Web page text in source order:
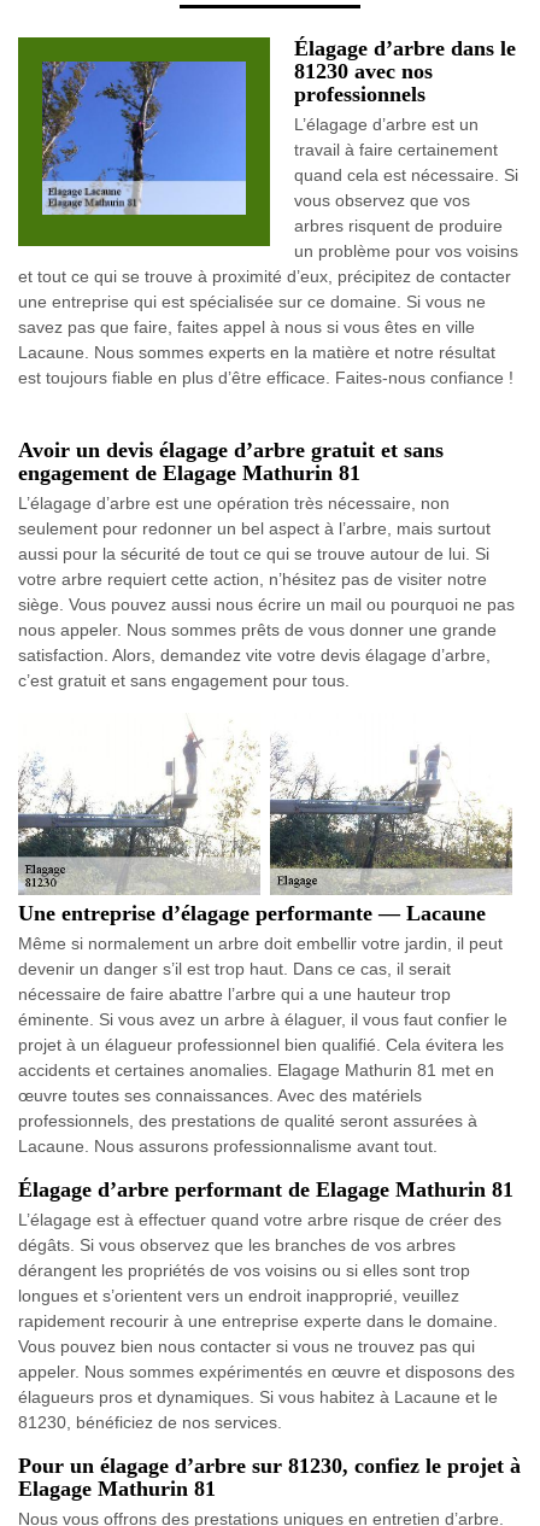
Élagage d’arbre dans le
81230 avec nos
professionnels
L’élagage d’arbre est un
travail à faire certainement
quand cela est nécessaire. Si
vous observez que vos
arbres risquent de produire
un problème pour vos voisins
et tout ce qui se trouve à proximité d’eux, précipitez de contacter
une entreprise qui est spécialisée sur ce domaine. Si vous ne
savez pas que faire, faites appel à nous si vous êtes en ville
Lacaune. Nous sommes experts en la matière et notre résultat
est toujours fiable en plus d’être efficace. Faites-nous confiance !
Avoir un devis élagage d’arbre gratuit et sans
engagement de Elagage Mathurin 81
L’élagage d’arbre est une opération très nécessaire, non
seulement pour redonner un bel aspect à l’arbre, mais surtout
aussi pour la sécurité de tout ce qui se trouve autour de lui. Si
votre arbre requiert cette action, n’hésitez pas de visiter notre
siège. Vous pouvez aussi nous écrire un mail ou pourquoi ne pas
nous appeler. Nous sommes prêts de vous donner une grande
satisfaction. Alors, demandez vite votre devis élagage d’arbre,
c’est gratuit et sans engagement pour tous.
Une entreprise d’élagage performante — Lacaune
Même si normalement un arbre doit embellir votre jardin, il peut
devenir un danger s’il est trop haut. Dans ce cas, il serait
nécessaire de faire abattre l’arbre qui a une hauteur trop
éminente. Si vous avez un arbre à élaguer, il vous faut confier le
projet à un élagueur professionnel bien qualifié. Cela évitera les
accidents et certaines anomalies. Elagage Mathurin 81 met en
œuvre toutes ses connaissances. Avec des matériels
professionnels, des prestations de qualité seront assurées à
Lacaune. Nous assurons professionnalisme avant tout.
Élagage d’arbre performant de Elagage Mathurin 81
L’élagage est à effectuer quand votre arbre risque de créer des
dégâts. Si vous observez que les branches de vos arbres
dérangent les propriétés de vos voisins ou si elles sont trop
longues et s’orientent vers un endroit inapproprié, veuillez
rapidement recourir à une entreprise experte dans le domaine.
Vous pouvez bien nous contacter si vous ne trouvez pas qui
appeler. Nous sommes expérimentés en œuvre et disposons des
élagueurs pros et dynamiques. Si vous habitez à Lacaune et le
81230, bénéficiez de nos services.
Pour un élagage d’arbre sur 81230, confiez le projet à
Elagage Mathurin 81
Nous vous offrons des prestations uniques en entretien d’arbre.